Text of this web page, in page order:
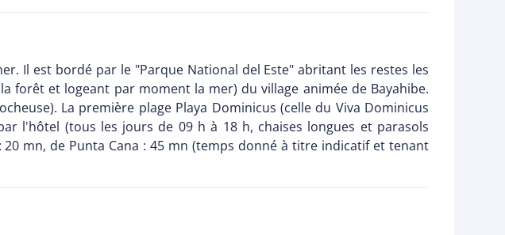
Il est bordé par le "Parque National del Este" abritant les restes les
forêt et logeant par moment la mer) du village animée de Bayahibe.
La première plage Playa Dominicus (celle du Viva Dominicus
l'hôtel (tous les jours de 09 h à 18 h, chaises longues et parasols
mn, de Punta Cana : 45 mn (temps donné à titre indicatif et tenant